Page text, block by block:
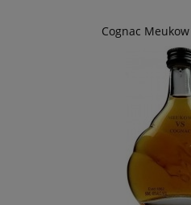
Cognac Meukow